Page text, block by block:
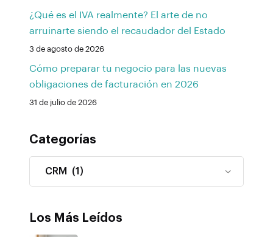
¿Qué es el IVA realmente? El arte de no
arruinarte siendo el recaudador del Estado
3 de agosto de 2026
Cómo preparar tu negocio para las nuevas
obligaciones de facturación en 2026
31 de julio de 2026
Categorías
Los Más Leídos